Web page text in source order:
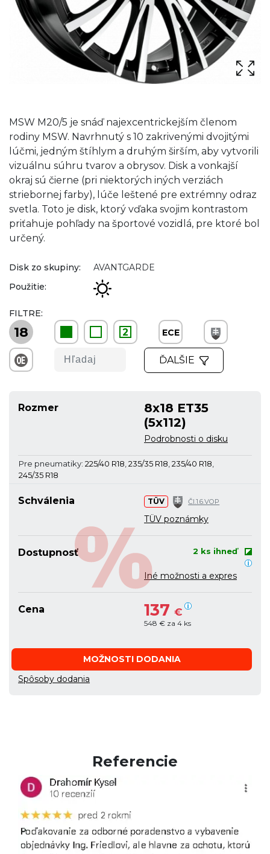
MSW M20/5 je snáď najexcentrickejším členom
rodiny MSW. Navrhnutý s 10 zakrivenými dvojitými
lúčmi, jedným štíhlym a druhým širším, aby vytvorili
vizuálnu súhru tvarov a obrysov. Disk a vonkajší
okraj sú čierne (pri niektorých iných verziách
striebornej farby), lúče leštené pre extrémny odraz
svetla. Toto je disk, ktorý vďaka svojim kontrastom
priťahuje pohľady na športové vozidlá, pre ktoré bol
určený.
Disk zo skupiny:
AVANTGARDE
Použitie:
FILTRE:
18 2 ECE
ĎALŠIE
Rozmer
8x18 ET35
(5x112)
Podrobnosti o disku
Schválenia TÜV Čl.1.6.VOP
TÜV poznámky
Dostupnosť 2 ks ihneď
Iné možnosti a expres
Cena 137 €
548 € za 4 ks
MOŽNOSTI DODANIA
Spôsoby dodania
Pre pneumatiky: 225/40 R18,235/35 R18,235/40 R18,
245/35 R18
Referencie